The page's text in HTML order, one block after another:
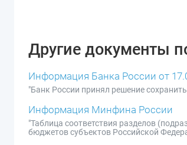
Другие документы
Информация Банка России от
"Банк России принял решение
Информация Минфина России
"Таблица соответствия разделов
бюджетов субъектов Российской